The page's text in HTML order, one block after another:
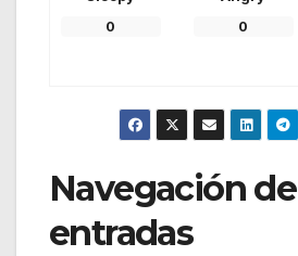
0 0
Navegación de
entradas